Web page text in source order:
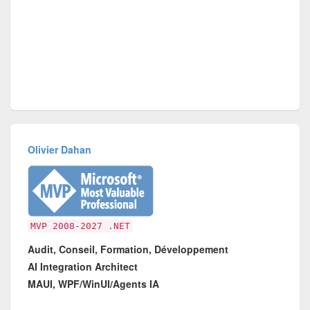
Olivier Dahan
MVP 2008-2027 .NET
Audit, Conseil, Formation, Développement
AI Integration Architect
MAUI, WPF/WinUI/Agents IA